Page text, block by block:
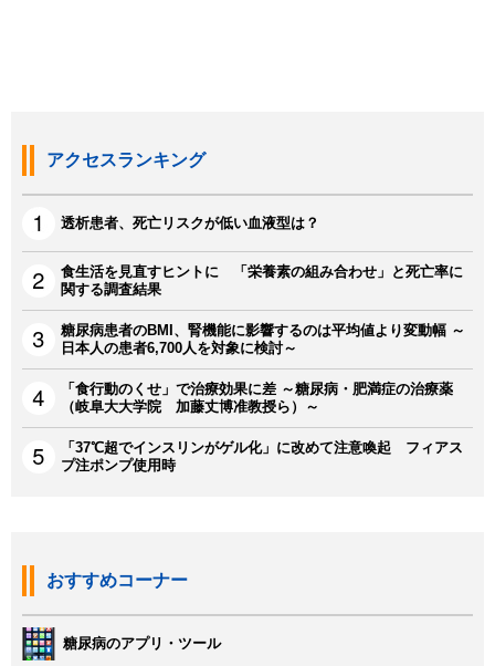
アクセスランキング
透析患者、死亡リスクが低い血液型は？
食生活を見直すヒントに 「栄養素の組み合わせ」と死亡率に
関する調査結果
糖尿病患者のBMI、腎機能に影響するのは平均値より変動幅 ～
日本人の患者6,700人を対象に検討～
「食行動のくせ」で治療効果に差 ～糖尿病・肥満症の治療薬
（岐阜大大学院 加藤丈博准教授ら）～
「37℃超でインスリンがゲル化」に改めて注意喚起 フィアス
プ注ポンプ使用時
おすすめコーナー
糖尿病のアプリ・ツール